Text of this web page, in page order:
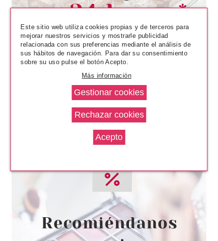
ML
-16% 4.80€
CATRICE
CATRICE DISNEY PRINCESS
MASCARILLA FACIAL
HIDROGEL POCAHONTAS 030
ONE WITH NATURE 3 UDS
-26%
desde
6.30€
Este sitio web utiliza cookies propias y de terceros para
mejorar nuestros servicios y mostrarle publicidad
relacionada con sus preferencias mediante el análisis de
sus hábitos de navegación. Para dar su consentimiento
sobre su uso pulse el botón Acepto.
Más información